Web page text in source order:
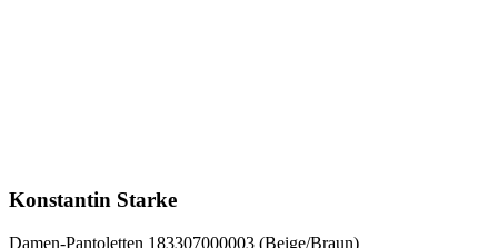
Konstantin Starke
Damen-Pantoletten 183307000003 (Beige/Braun)